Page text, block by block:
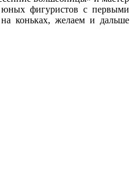
юных фигуристов с первыми
коньках, желаем и дальше